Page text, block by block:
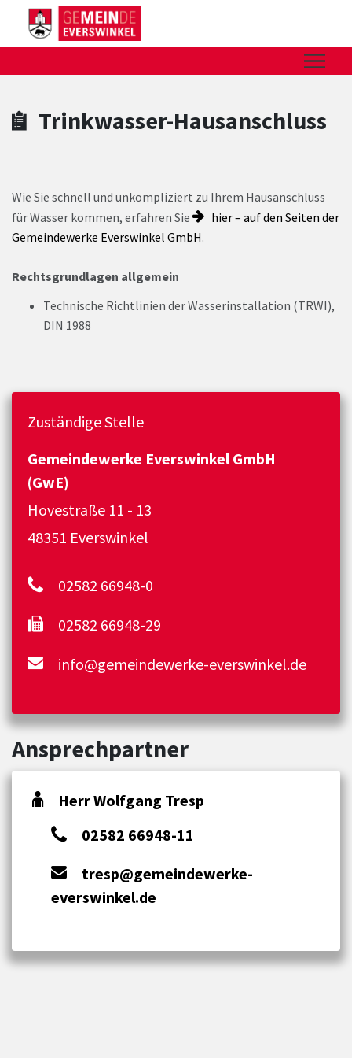
Zum Header
Zum Hauptinhalt
Zum Footer
Zum Hauptinhalt springen
Trinkwasser-Hausanschluss
Wie Sie schnell und unkompliziert zu Ihrem Hausanschluss
für Wasser kommen, erfahren Sie
hier – auf den Seiten der
Gemeindewerke Everswinkel GmbH.
Rechtsgrundlagen allgemein
Technische Richtlinien der Wasserinstallation (TRWI),
DIN 1988
Zuständige Stelle
Gemeindewerke Everswinkel GmbH
(GwE)
Hovestraße 11 - 13
48351 Everswinkel
02582 66948-0
02582 66948-29
info@gemeindewerke-everswinkel.de
Ansprechpartner
Herr Wolfgang Tresp
02582 66948-11
tresp@gemeindewerke-
everswinkel.de